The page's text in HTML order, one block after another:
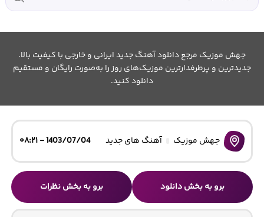
جهش موزیک مرجع دانلود آهنگ جدید ایرانی و خارجی با کیفیت بالا.
جدیدترین و پرطرفدارترین موزیک‌های روز را به‌صورت رایگان و مستقیم
دانلود کنید.
جهش موزیک آهنگ های جدید 1403/07/04 - ۰۸:۲۱
برو به بخش دانلود برو به بخش نظرات